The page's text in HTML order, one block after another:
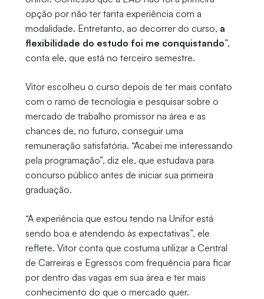
opção por não ter tanta experiência com a
modalidade. Entretanto, ao decorrer do curso, a
flexibilidade do estudo foi me conquistando”,
conta ele, que está no terceiro semestre.
Vitor escolheu o curso depois de ter mais contato
com o ramo de tecnologia e pesquisar sobre o
mercado de trabalho promissor na área e as
chances de, no futuro, conseguir uma
remuneração satisfatória. “Acabei me interessando
pela programação”, diz ele, que estudava para
concurso público antes de iniciar sua primeira
graduação.
“A experiência que estou tendo na Unifor está
sendo boa e atendendo às expectativas”, ele
reflete. Vitor conta que costuma utilizar a Central
de Carreiras e Egressos com frequência para ficar
por dentro das vagas em sua área e ter mais
conhecimento do que o mercado quer.